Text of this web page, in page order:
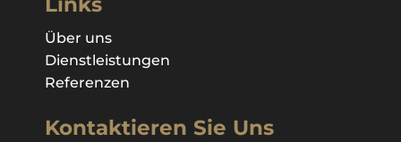
Über uns
Dienstleistungen
Referenzen
Kontaktieren Sie Uns